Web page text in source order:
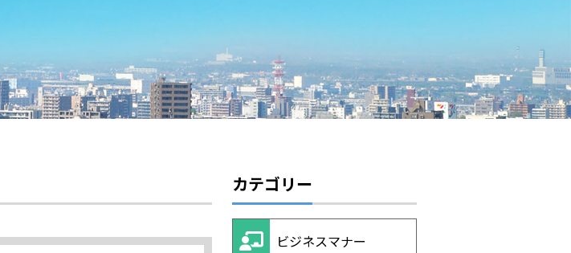
カテゴリー
ビジネスマナー